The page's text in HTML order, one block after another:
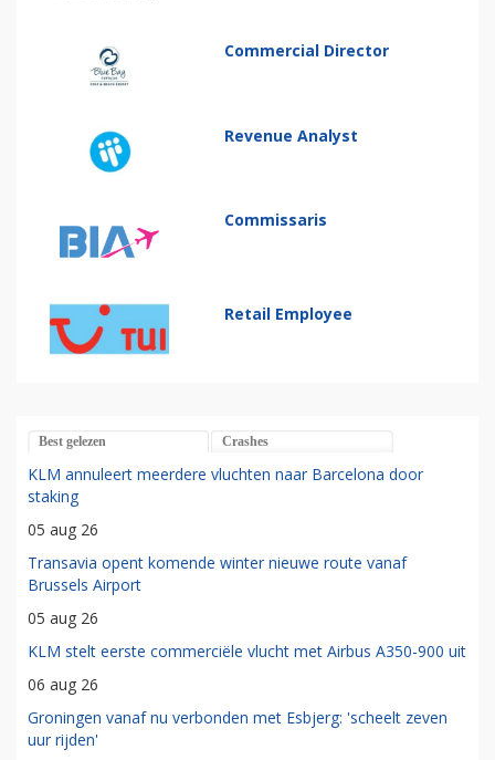
Commercial Director
Revenue Analyst
Commissaris
Retail Employee
Best gelezen Crashes
KLM annuleert meerdere vluchten naar Barcelona door
staking
05 aug 26
Transavia opent komende winter nieuwe route vanaf
Brussels Airport
05 aug 26
KLM stelt eerste commerciële vlucht met Airbus A350-900 uit
06 aug 26
Groningen vanaf nu verbonden met Esbjerg: 'scheelt zeven
uur rijden'